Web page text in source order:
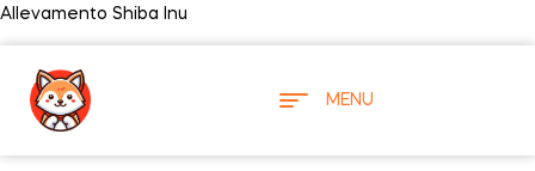
Allevamento Shiba Inu
MENU